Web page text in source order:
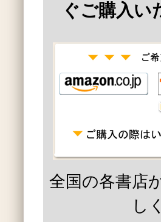
ぐご購入い
全国の各書店
し